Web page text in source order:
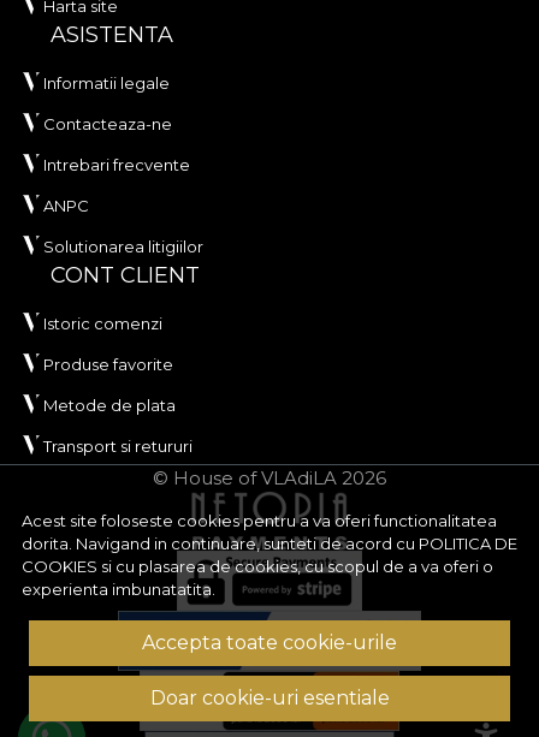
Acest site foloseste cookies pentru a va oferi functionalitatea
dorita. Navigand in continuare, sunteti de acord cu POLITICA DE
COOKIES si cu plasarea de cookies, cu scopul de a va oferi o
experienta imbunatatita.
Accepta toate cookie-urile
Doar cookie-uri esentiale
Harta site
ASISTENTA
Informatii legale
Contacteaza-ne
Intrebari frecvente
ANPC
Solutionarea litigiilor
CONT CLIENT
Istoric comenzi
Produse favorite
Metode de plata
Transport si retururi
© House of VLAdiLA 2026